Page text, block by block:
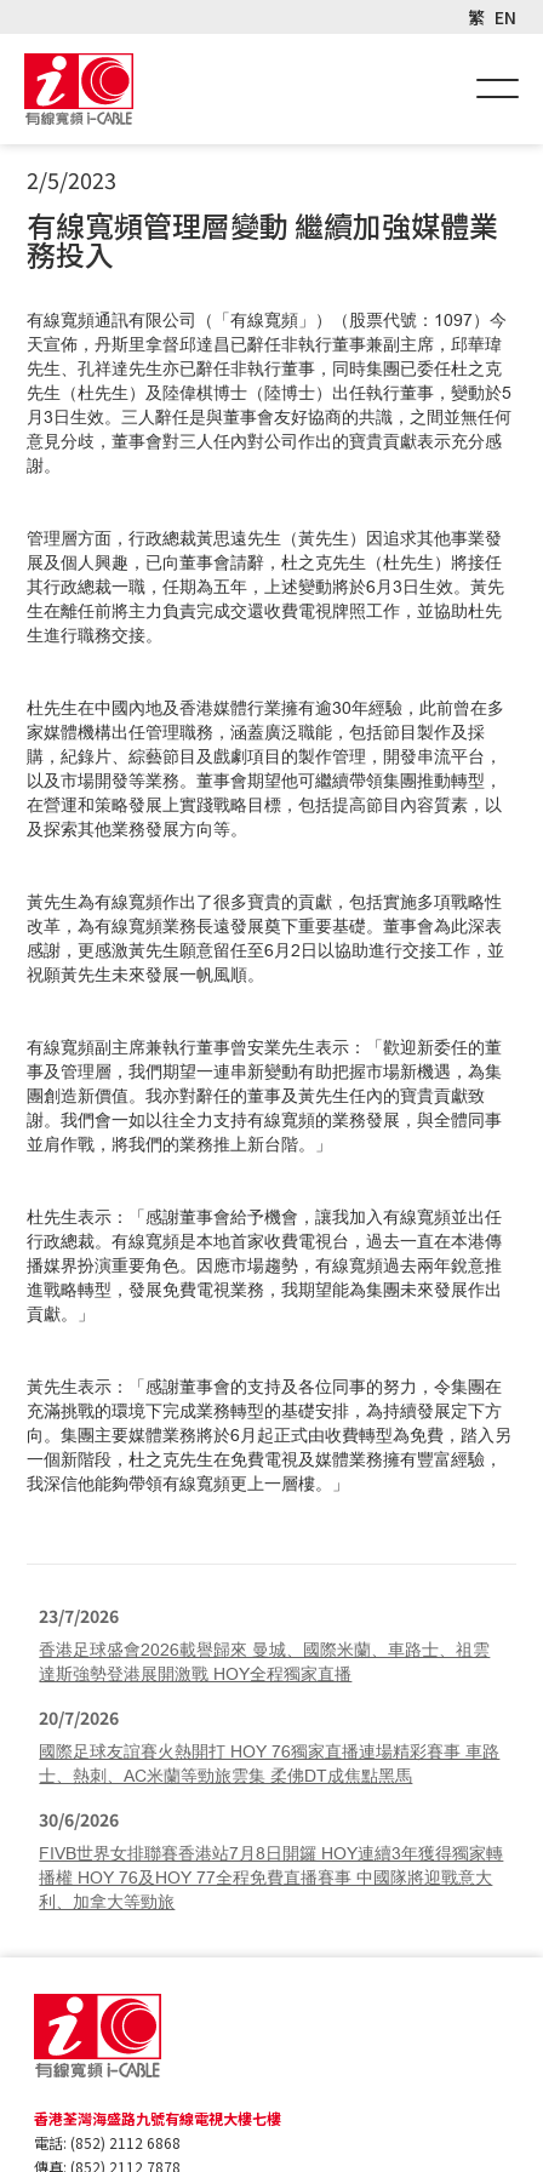
繁 EN
2/5/2023
有線寬頻管理層變動 繼續加強媒體業
務投入
有線寬頻通訊有限公司（「有線寬頻」）（股票代號：1097）今
天宣佈，丹斯里拿督邱達昌已辭任非執行董事兼副主席，邱華瑋
先生、孔祥達先生亦已辭任非執行董事，同時集團已委任杜之克
先生（杜先生）及陸偉棋博士（陸博士）出任執行董事，變動於5
月3日生效。三人辭任是與董事會友好協商的共識，之間並無任何
意見分歧，董事會對三人任內對公司作出的寶貴貢獻表示充分感
謝。
管理層方面，行政總裁黃思遠先生（黃先生）因追求其他事業發
展及個人興趣，已向董事會請辭，杜之克先生（杜先生）將接任
其行政總裁一職，任期為五年，上述變動將於6月3日生效。黃先
生在離任前將主力負責完成交還收費電視牌照工作，並協助杜先
生進行職務交接。
杜先生在中國內地及香港媒體行業擁有逾30年經驗，此前曾在多
家媒體機構出任管理職務，涵蓋廣泛職能，包括節目製作及採
購，紀錄片、綜藝節目及戲劇項目的製作管理，開發串流平台，
以及市場開發等業務。董事會期望他可繼續帶領集團推動轉型，
在營運和策略發展上實踐戰略目標，包括提高節目內容質素，以
及探索其他業務發展方向等。
黃先生為有線寬頻作出了很多寶貴的貢獻，包括實施多項戰略性
改革，為有線寬頻業務長遠發展奠下重要基礎。董事會為此深表
感謝，更感激黃先生願意留任至6月2日以協助進行交接工作，並
祝願黃先生未來發展一帆風順。
有線寬頻副主席兼執行董事曾安業先生表示：「歡迎新委任的董
事及管理層，我們期望一連串新變動有助把握市場新機遇，為集
團創造新價值。我亦對辭任的董事及黃先生任內的寶貴貢獻致
謝。我們會一如以往全力支持有線寬頻的業務發展，與全體同事
並肩作戰，將我們的業務推上新台階。」
杜先生表示：「感謝董事會給予機會，讓我加入有線寬頻並出任
行政總裁。有線寬頻是本地首家收費電視台，過去一直在本港傳
播媒界扮演重要角色。因應市場趨勢，有線寬頻過去兩年銳意推
進戰略轉型，發展免費電視業務，我期望能為集團未來發展作出
貢獻。」
黃先生表示：「感謝董事會的支持及各位同事的努力，令集團在
充滿挑戰的環境下完成業務轉型的基礎安排，為持續發展定下方
向。集團主要媒體業務將於6月起正式由收費轉型為免費，踏入另
一個新階段，杜之克先生在免費電視及媒體業務擁有豐富經驗，
我深信他能夠帶領有線寬頻更上一層樓。」
23/7/2026
香港足球盛會2026載譽歸來 曼城、國際米蘭、車路士、祖雲
達斯強勢登港展開激戰 HOY全程獨家直播
20/7/2026
國際足球友誼賽火熱開打 HOY 76獨家直播連場精彩賽事 車路
士、熱刺、AC米蘭等勁旅雲集 柔佛DT成焦點黑馬
30/6/2026
FIVB世界女排聯賽香港站7月8日開鑼 HOY連續3年獲得獨家轉
播權 HOY 76及HOY 77全程免費直播賽事 中國隊將迎戰意大
利、加拿大等勁旅
香港荃灣海盛路九號有線電視大樓七樓
電話: (852) 2112 6868
傳真: (852) 2112 7878